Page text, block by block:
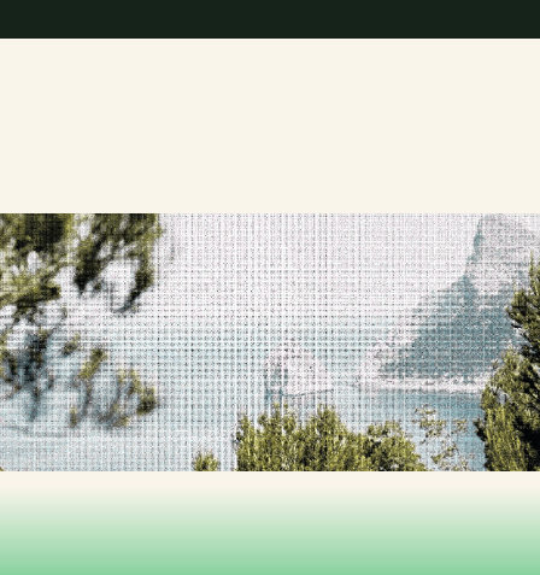
COMENÇA AVUI
Desenvolupem
sistemes
Regeneratiusper
Deià